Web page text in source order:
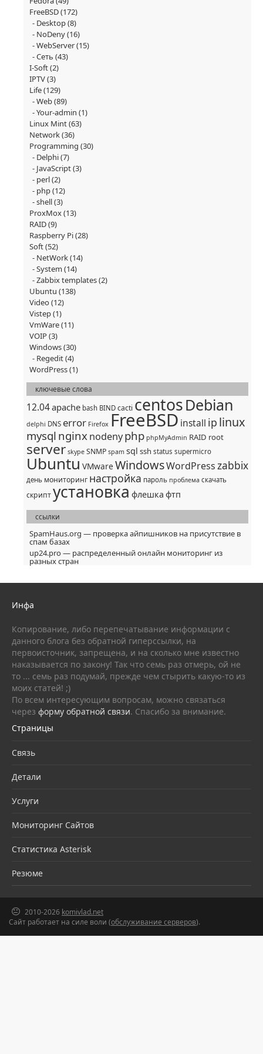
FreeBSD(172)
Desktop(8)
NoDeny(16)
WebServer(15)
Сеть (43)
I-Soft(2)
IPTV(3)
Life(129)
Web(89)
Your-admin (1)
Linux Mint(63)
Network(36)
Programming (30)
Delphi(7)
JavaScript(3)
perl(2)
php(12)
shell(3)
ProxMox(13)
RAID(9)
Raspberry Pi(28)
Soft(52)
NetWork(14)
System (14)
Zabbix templates(2)
Ubuntu (138)
Video(12)
Vistep(1)
VmWare(11)
VOIP(3)
Windows(30)
Regedit(4)
WordPress(1)
ключевые слова
12.04apache bash BIND cacti centosDebian
delphi DNS error Firefox FreeBSD install ip linux
mysql nginx nodenyphp phpMyAdmin RAID root
server skype SNMP spam sql ssh status supermicro
Ubuntu VMware WindowsWordPresszabbix
день мониторинг настройка пароль проблема скачать
скриптустановка флешка фтп
ссылки
SpamHaus.org — проверка айпишников на присутствие в
спам базах
up24.pro — распределенный онлайн мониторинг из
разных стран
Инфа
Копирование, либо перепечатывание информации с
данного блога без обратной гиперссылки, на
первоисточник, запрещена, и на сколько мне известно
наказывается по закону! Так что семь раз отмерь, ой не
то ... семь раз подумай, прежде чем стырить какую-то из
моих статей! ;)
По всем интересующим вопросам, можно связаться
через форму обратной связи. Спасибо за внимание.
Страницы
Связь
Детали
Услуги
Мониторинг Сайтов
Статистика Asterisk
Резюме
2010-2026 komivlad.net
Сайт работает на силе воли (обслуживание серверов).